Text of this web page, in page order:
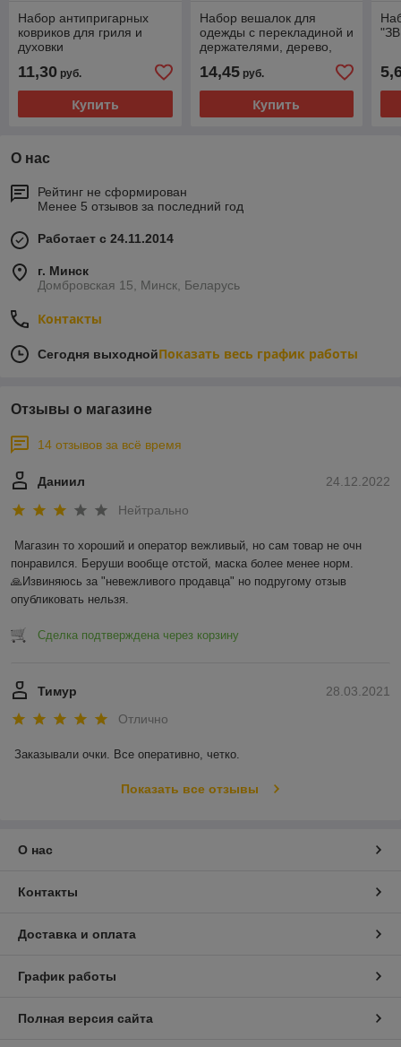
Набор антипригарных
ковриков для гриля и
духовки
11,30 руб.
Купить
Набор вешалок для
одежды с перекладиной и
держателями, дерево,
14,45руб.
Купить
О нас
Рейтинг не сформирован
Менее 5 отзывов за последний год
Работает с 24.11.2014
г. Минск
Домбровская 15, Минск, Беларусь
Контакты
Сегодня выходнойПоказать весь график работы
Отзывы о магазине
14 отзывов за всё время
24.12.2022
Даниил
Нейтрально
Магазин то хороший и оператор вежливый, но сам товар не очн
понравился. Беруши вообще отстой, маска более менее норм.
🙏Извиняюсь за "невежливого продавца" но подругому отзыв
опубликовать нельзя.
Сделка подтверждена через корзину
28.03.2021
Тимур
Отлично
Заказывали очки. Все оперативно, четко.
Показать все отзывы
О нас
Контакты
Доставка и оплата
График работы
Полная версия сайта